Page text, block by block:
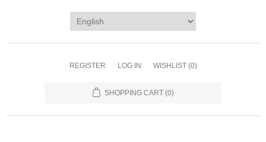
REGISTER LOG IN WISHLIST (0)
SHOPPING CART (0)